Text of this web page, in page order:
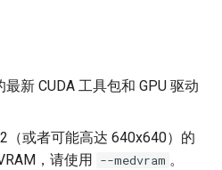
新 CUDA 工具包和 GPU 驱动
（或者可能高达 640x640）的
，请使用 --medvram 。